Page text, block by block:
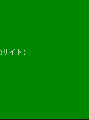
イト）